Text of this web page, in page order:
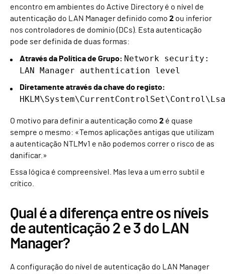
encontro em ambientes do Active Directory é o nível de
autenticação do LAN Manager definido como 2 ou inferior
nos controladores de domínio (DCs). Esta autenticação
pode ser definida de duas formas:
Através da Política de Grupo: Network security:
LAN Manager authentication level
Diretamente através da chave do registo:
O motivo para definir a autenticação como 2 é quase
sempre o mesmo: «Temos aplicações antigas que utilizam
a autenticação NTLMv1 e não podemos correr o risco de as
danificar.»
Essa lógica é compreensível. Mas leva a um erro subtil e
crítico.
Qual é a diferença entre os níveis
de autenticação 2 e 3 do LAN
Manager?
A configuração do nível de autenticação do LAN Manager